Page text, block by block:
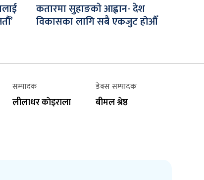
कतारमा सुहाङकाे आह्वान- देश
विकासका लागि सबै एकजुट होऔँ
सम्पादक
लीलाधर काेइराला
डेक्स सम्पादक
बीमल श्रेष्ठ